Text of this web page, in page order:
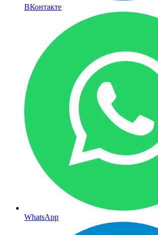
ВКонтакте
WhatsApp